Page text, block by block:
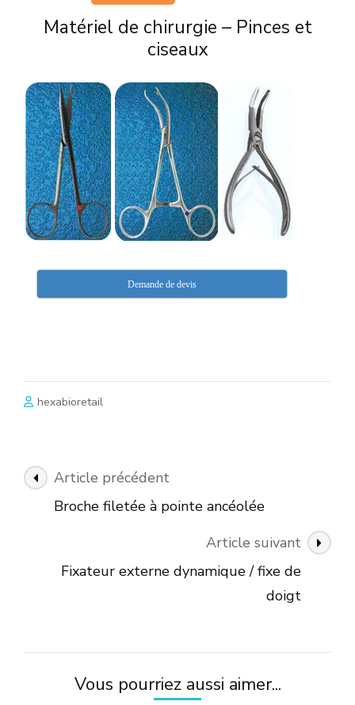
Matériel de chirurgie – Pinces et
ciseaux
Demande de devis
hexabioretail
Navigation
des
Article précédent
Broche filetée à pointe ancéolée
Article suivant
Fixateur externe dynamique / fixe de
doigt
Vous pourriez aussi aimer...